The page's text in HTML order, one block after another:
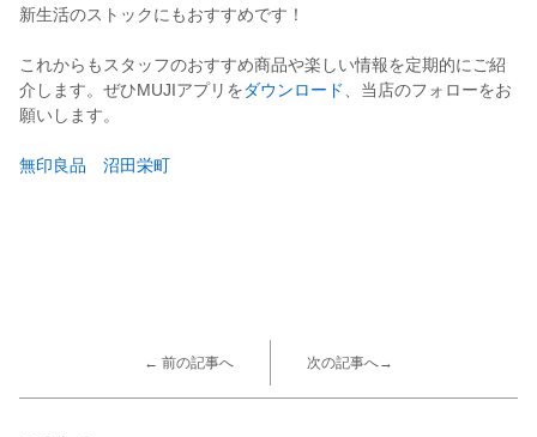
新生活のストックにもおすすめです！
これからもスタッフのおすすめ商品や楽しい情報を定期的にご紹
介します。ぜひMUJIアプリをダウンロード
、当店のフォローをお
願いします。
無印良品 沼田栄町
← 前の記事へ 次の記事へ→